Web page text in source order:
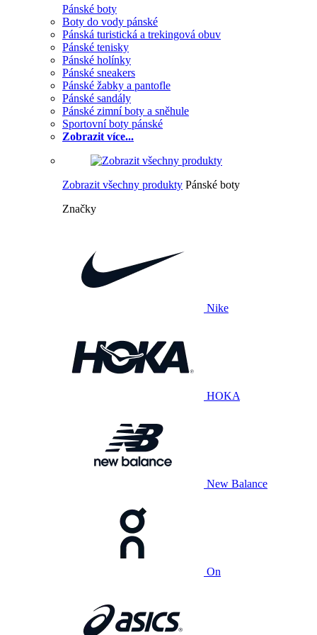
Pánské boty
Boty do vody pánské
Pánská turistická a trekingová obuv
Pánské tenisky
Pánské holínky
Pánské sneakers
Pánské žabky a pantofle
Pánské sandály
Pánské zimní boty a sněhule
Sportovní boty pánské
Zobrazit více...
Zobrazit všechny produkty Pánské boty
Značky
Nike
HOKA
New Balance
On